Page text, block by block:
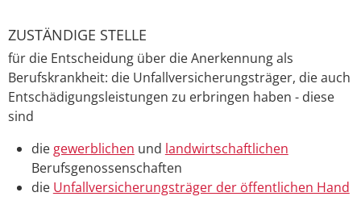
ZUSTÄNDIGE STELLE
für die Entscheidung über die Anerkennung als
Berufskrankheit: die Unfallversicherungsträger, die auch
Entschädigungsleistungen zu erbringen haben - diese
sind
die gewerblichen und landwirtschaftlichen
Berufsgenossenschaften
die Unfallversicherungsträger der öffentlichen Hand